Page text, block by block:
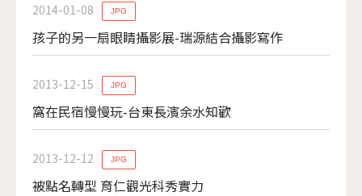
2014-01-08
孩子的另一扇眼睛攝影展-瑞源結合攝影寫作
JPG
2013-12-15
窩在民宿慢慢玩-台東長濱余水知歡
JPG
2013-12-12
被點名轉型 育仁觀光科秀實力
JPG